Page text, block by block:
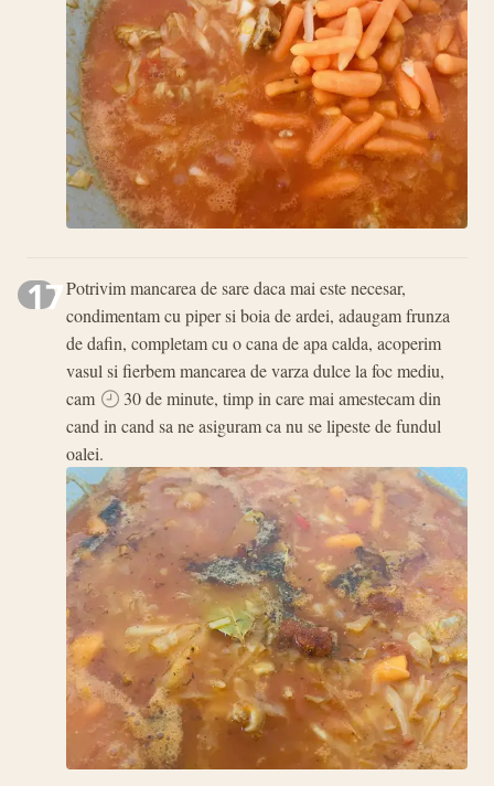
17Potrivim mancarea de sare daca mai este necesar,
condimentam cu piper si boia de ardei, adaugam frunza
de dafin, completam cu o cana de apa calda, acoperim
vasul si fierbem mancarea de varza dulce la foc mediu,
cam
30 de minute, timp in care mai amestecam din
cand in cand sa ne asiguram ca nu se lipeste de fundul
oalei.